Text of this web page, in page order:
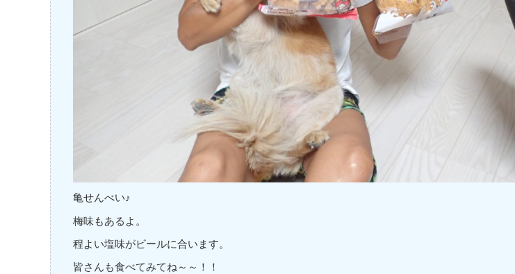
亀せんべい♪
梅味もあるよ。
程よい塩味がビールに合います。
皆さんも食べてみてね～～！！